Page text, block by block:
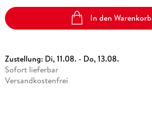
In den Warenkorb
Zustellung: Di, 11.08. - Do, 13.08.
Sofort lieferbar
Versandkostenfrei